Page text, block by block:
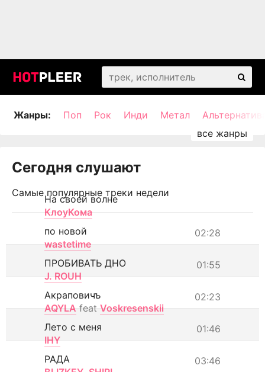
Жанры: Поп Рок Инди Метал
Сегодня слушают
Самые популярные треки недели
На своей волне
КлоуКома
02:28
по новой
wastetime
01:55
ПРОБИВАТЬ ДНО
J. ROUH
02:23
Акраповичъ
AQYLA feat Voskresenskii
01:46
Лето с меня
IHY
03:46
РАДА